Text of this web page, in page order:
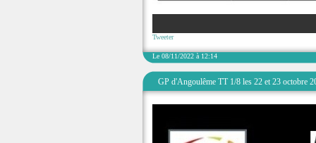
Tweeter
Le 08/11/2022 à 12:14
GP d'Angoulême TT 1/8 les 22 et 23 octobre